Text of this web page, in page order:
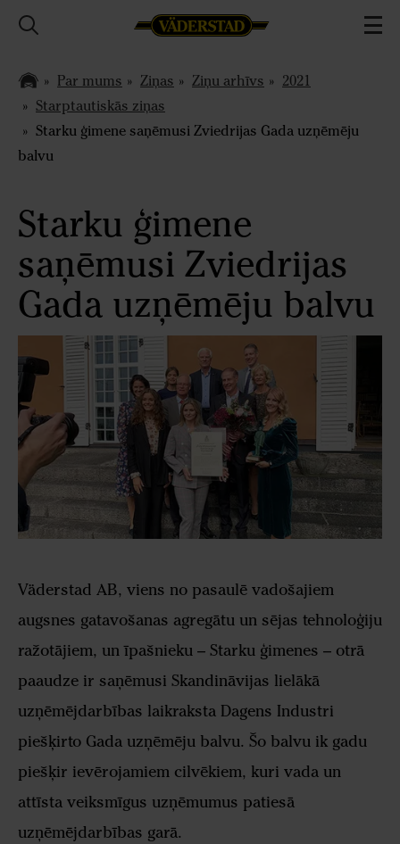
Par mums Ziņas Ziņu arhīvs
2021
Starptautiskās ziņas
Starku ģimene saņēmusi Zviedrijas Gada uzņēmēju
balvu
Starku ģimene
saņēmusi Zviedrijas
Gada uzņēmēju balvu
Väderstad AB, viens no pasaulē vadošajiem
augsnes gatavošanas agregātu un sējas tehnoloģiju
ražotājiem, un īpašnieku – Starku ģimenes – otrā
paaudze ir saņēmusi Skandināvijas lielākā
uzņēmējdarbības laikraksta Dagens Industri
piešķirto Gada uzņēmēju balvu. Šo balvu ik gadu
piešķir ievērojamiem cilvēkiem, kuri vada un
attīsta veiksmīgus uzņēmumus patiesā
uzņēmējdarbības garā.